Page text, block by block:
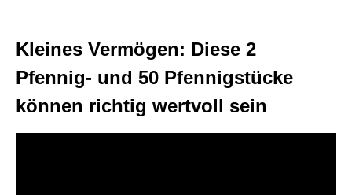
Kleines Vermögen: Diese 2
Pfennig- und 50 Pfennigstücke
können richtig wertvoll sein